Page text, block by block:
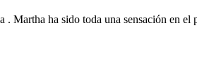
Martha ha sido toda una sensación en el